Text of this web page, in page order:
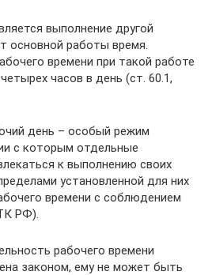
выполнение другой
основной работы время.
времени при такой работе
часов в день (ст. 60.1,
день – особый режим
с которым отдельные
к выполнению своих
установленной для них
времени с соблюдением
РФ).
рабочего времени
законом, ему не может быть